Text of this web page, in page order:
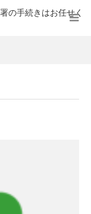
の手続きはお任せく